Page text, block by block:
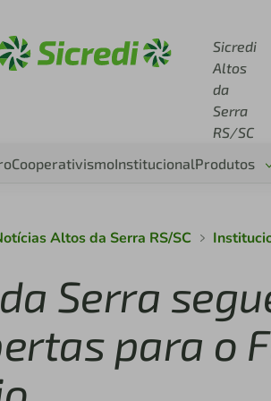
Sicredi
Altos
da
Serra
RS/SC
CooperativismoInstitucionalProdutos
Altos da Serra RS/SC
Serra
para o